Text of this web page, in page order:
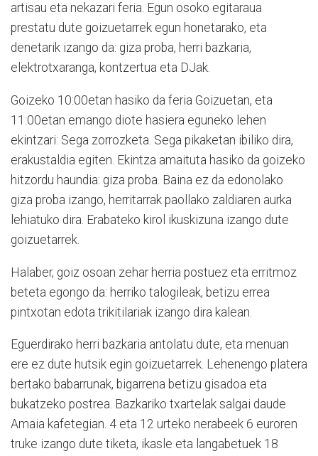
artisau eta nekazari feria. Egun osoko egitaraua
prestatu dute goizuetarrek egun honetarako, eta
denetarik izango da: giza proba, herri bazkaria,
elektrotxaranga, kontzertua eta DJak.
Goizeko 10:00etan hasiko da feria Goizuetan, eta
11:00etan emango diote hasiera eguneko lehen
ekintzari: Sega zorrozketa. Sega pikaketan ibiliko dira,
erakustaldia egiten. Ekintza amaituta hasiko da goizeko
hitzordu haundia: giza proba. Baina ez da edonolako
giza proba izango, herritarrak paollako zaldiaren aurka
lehiatuko dira. Erabateko kirol ikuskizuna izango dute
goizuetarrek.
Halaber, goiz osoan zehar herria postuez eta erritmoz
beteta egongo da: herriko talogileak, betizu errea
pintxotan edota trikitilariak izango dira kalean.
Eguerdirako herri bazkaria antolatu dute, eta menuan
ere ez dute hutsik egin goizuetarrek. Lehenengo platera
bertako babarrunak, bigarrena betizu gisadoa eta
bukatzeko postrea. Bazkariko txartelak salgai daude
Amaia kafetegian. 4 eta 12 urteko nerabeek 6 euroren
truke izango dute tiketa, ikasle eta langabetuek 18